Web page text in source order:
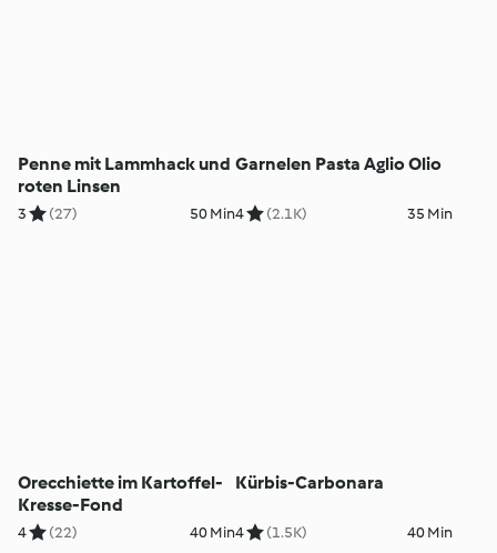
Penne mit Lammhack und
roten Linsen
3 (27) 50 Min
Garnelen Pasta Aglio Olio
4 (2.1K) 35 Min
Orecchiette im Kartoffel-
Kresse-Fond
4 (22) 40 Min
Kürbis-Carbonara
4 (1.5K) 40 Min